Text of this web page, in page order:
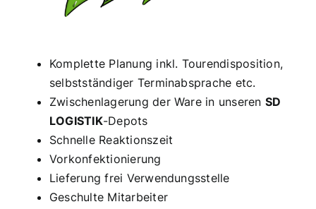
Komplette Planung inkl. Tourendisposition,
selbstständiger Terminabsprache etc.
Zwischenlagerung der Ware in unseren SD
LOGISTIK-Depots
Schnelle Reaktionszeit
Vorkonfektionierung
Lieferung frei Verwendungsstelle
Geschulte Mitarbeiter